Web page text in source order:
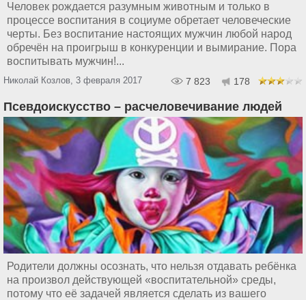
Человек рождается разумным животным и только в
процессе воспитания в социуме обретает человеческие
черты. Без воспитание настоящих мужчин любой народ
обречён на проигрыш в конкуренции и вымирание. Пора
воспитывать мужчин!...
Николай Козлов, 3 февраля 2017 7 823 178
Псевдоискусство – расчеловечивание людей
Родители должны осознать, что нельзя отдавать ребёнка
на произвол действующей «воспитательной» среды,
потому что её задачей является сделать из вашего